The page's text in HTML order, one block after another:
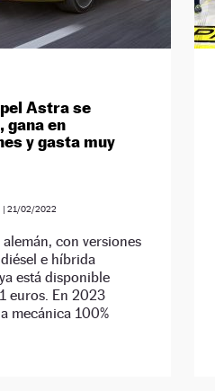
Astra se
en
y gasta muy
| 21/02/2022
con versiones
e híbrida
está disponible
euros. En 2023
mecánica 100%